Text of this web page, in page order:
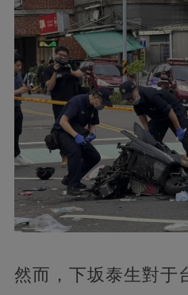
然而，下坂泰生對于